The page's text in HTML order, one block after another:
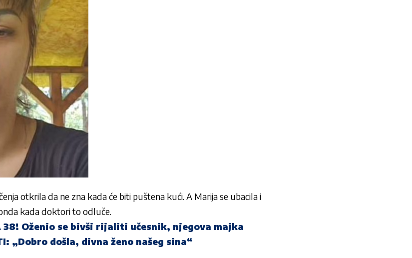
otkrila da ne zna kada će biti puštena kući. A Marijase ubacila i
kada doktori to odluče.
38! Oženio se bivši rijaliti učesnik, njegova majka
„Dobro došla, divna ženo našeg sina“